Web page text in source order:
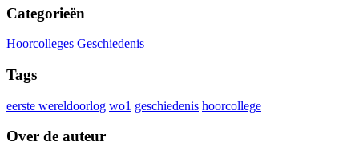
Categorieën
Hoorcolleges Geschiedenis
Tags
eerste wereldoorlog wo1 geschiedenis hoorcollege
Over de auteur